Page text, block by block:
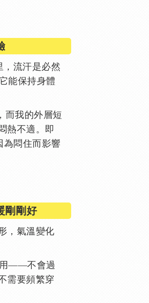
，流汗是必然
能保持身體
而我的外層短
熱不適。即
為悶住而影響
剛剛好
，氣溫變化
用——不會過
需要頻繁穿